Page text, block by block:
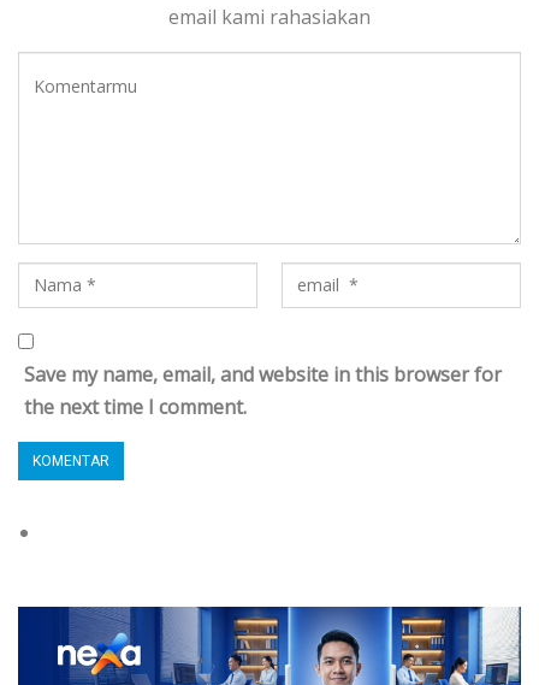
email kami rahasiakan
Save my name, email, and website in this browser for
the next time I comment.